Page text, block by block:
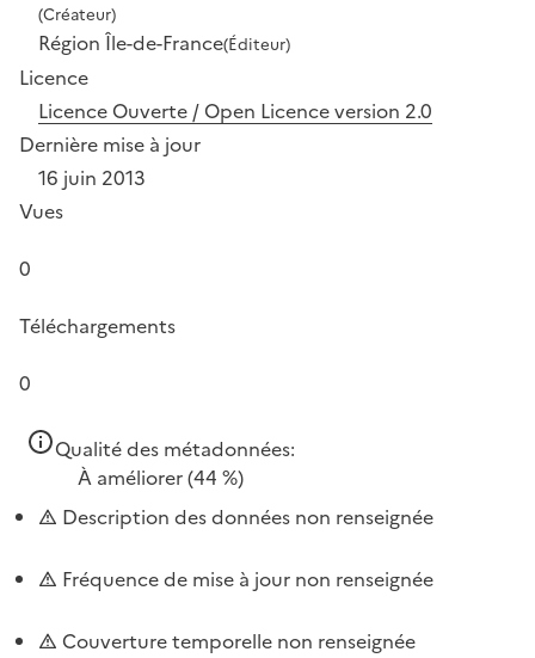
(Créateur)
Région Île-de-France(Éditeur)
Licence
Licence Ouverte / Open Licence version 2.0
Dernière mise à jour
16 juin 2013
Vues
0
Téléchargements
0
Qualité des métadonnées:
À améliorer(44 %)
Description des données non renseignée
Fréquence de mise à jour non renseignée
Couverture temporelle non renseignée